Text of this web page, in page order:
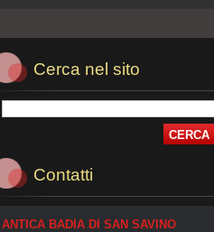
Cerca nel sito
Contatti
ANTICA BADIA DI SAN SAVINO